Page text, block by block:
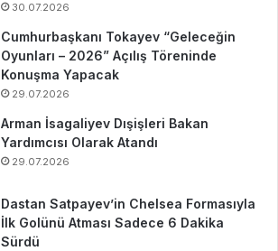
30.07.2026
Cumhurbaşkanı Tokayev “Geleceğin
Oyunları – 2026” Açılış Töreninde
Konuşma Yapacak
29.07.2026
Arman İsagaliyev Dışişleri Bakan
Yardımcısı Olarak Atandı
29.07.2026
Dastan Satpayev’in Chelsea Formasıyla
İlk Golünü Atması Sadece 6 Dakika
Sürdü